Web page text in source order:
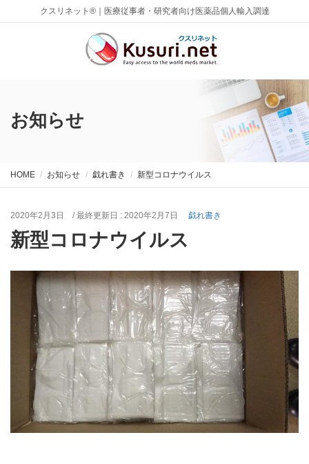
クスリネット®｜医療従事者・研究者向け医薬品個人輸入調達
お知らせ
HOME お知らせ 戯れ書き 新型コロナウイルス
2020年2月3日 / 最終更新日 : 2020年2月7日 戯れ書き
新型コロナウイルス